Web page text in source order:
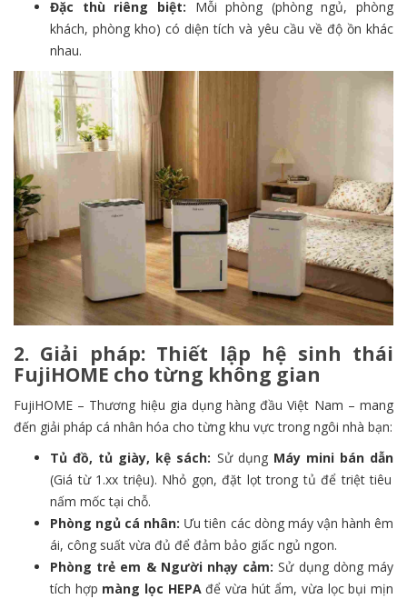
Đặc thù riêng biệt: Mỗi phòng (phòng ngủ, phòng
khách, phòng kho) có diện tích và yêu cầu về độ ồn khác
nhau.
2. Giải pháp: Thiết lập hệ sinh thái
FujiHOME cho từng không gian
FujiHOME – Thương hiệu gia dụng hàng đầu Việt Nam – mang
đến giải pháp cá nhân hóa cho từng khu vực trong ngôi nhà bạn:
Tủ đồ, tủ giày, kệ sách: Sử dụng Máy mini bán dẫn
(Giá từ 1.xx triệu). Nhỏ gọn, đặt lọt trong tủ để triệt tiêu
nấm mốc tại chỗ.
Phòng ngủ cá nhân: Ưu tiên các dòng máy vận hành êm
ái, công suất vừa đủ để đảm bảo giấc ngủ ngon.
Phòng trẻ em & Người nhạy cảm: Sử dụng dòng máy
tích hợp màng lọc HEPAđể vừa hút ẩm, vừa lọc bụi mịn